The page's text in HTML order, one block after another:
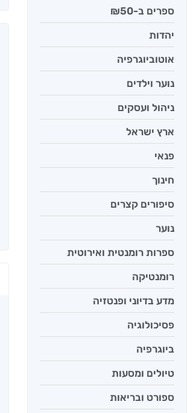
ספרים ב-₪50
יהדות
אוטוביוגרפיה
נוער וילדים
ניהול ועסקים
ארץ ישראל
פנאי
חינוך
סיפורים קצרים
נוער
ספרות רומנטית ואירוטית
רומנטיקה
מדע בדיוני ופנטזיה
פסיכולוגיה
ביוגרפיה
טיולים ומסעות
ספורט ובריאות